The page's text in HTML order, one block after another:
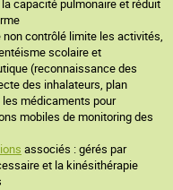
capacité pulmonaire et réduit
non contrôlé limite les activités,
scolaire et
(reconnaissance des
des inhalateurs, plan
médicaments pour
mobiles de monitoring des
associés : gérés par
et la kinésithérapie